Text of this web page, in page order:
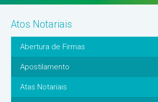
Atos Notariais
Abertura de Firmas
Apostilamento
Atas Notariais